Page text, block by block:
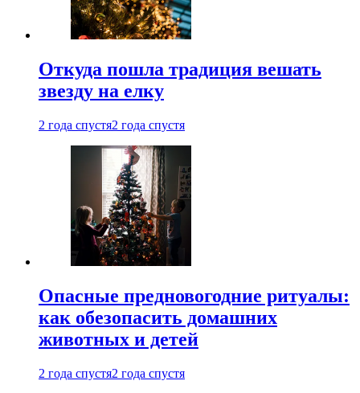
Откуда пошла традиция вешать
звезду на елку
2 года спустя2 года спустя
Опасные предновогодние ритуалы:
как обезопасить домашних
животных и детей
2 года спустя2 года спустя